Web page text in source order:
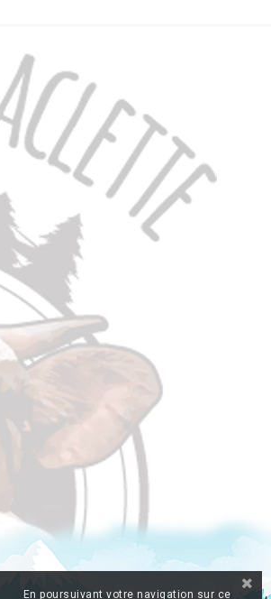
En poursuivant votre navigation sur ce